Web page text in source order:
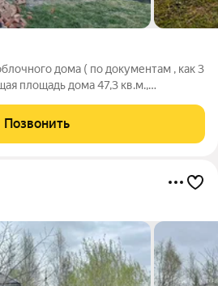
площадь дома 47,3 кв.м.,
Крыша покрыта шифером. - Есть
котел
Позвонить